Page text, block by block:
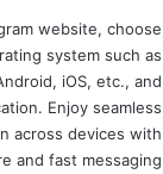
ل
website, choose
system such as
iOS, etc., and
Enjoy seamless
across devices with
and fast messaging